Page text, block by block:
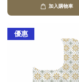
加入購物車
優惠